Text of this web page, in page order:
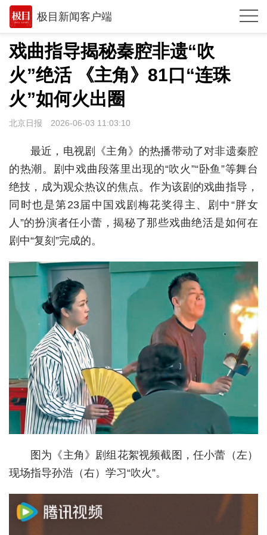
极目新闻客户端
推荐
观点
时政
湖北
世相
环球
专题
极客圈
经济
科教
悠游
相亲
汽车
房产
消费
文化
戏曲指导揭秘秦腔非遗“吹
火”绝活 《主角》81口“连珠
火”如何火出圈
北京日报 2026-06-03 11:03:10
最近，电视剧《主角》的热播带动了对非遗秦腔
的热潮。剧中戏曲段落里出现的“吹火”“卧鱼”等舞台
绝技，成为观众热议的焦点。作为该剧的戏曲指导，
同时也是第23届中国戏剧梅花奖得主、剧中“胖女
人”的扮演者任小蕾，揭秘了那些戏曲绝活是如何在
剧中“复刻”完成的。
图为《主角》剧组花絮视频截图，任小蕾（左）
现场指导孙浩（右）学习“吹火”。